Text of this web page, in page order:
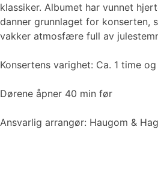
klassiker. Albumet har vunnet
danner grunnlaget for konserten,
vakker atmosfære full av
Konsertens varighet: Ca. 1 time
Dørene åpner 40 min før
Ansvarlig arrangør: Haugom &